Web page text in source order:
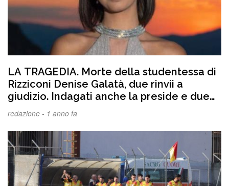
LA TRAGEDIA. Morte della studentessa di
Rizziconi Denise Galatà, due rinvii a
giudizio. Indagati anche la preside e due
docenti dell’Istituto scolastico di Polistena
redazione - 1 anno fa